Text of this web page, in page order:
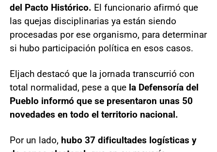
del Pacto Histórico. El funcionario afirmó que
las quejas disciplinarias ya están siendo
procesadas por ese organismo, para determinar
si hubo participación política en esos casos.
Eljach destacó que la jornada transcurrió con
total normalidad, pese a que la Defensoría del
Pueblo informó que se presentaron unas 50
novedades en todo el territorio nacional.
Por un lado, hubo 37 dificultades logísticas y